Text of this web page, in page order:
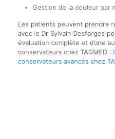
Gestion de la douleur par
Les patients peuvent prendre
avec le Dr Sylvain Desforges
évaluation complète et d’une
conservateurs chez TAGMED :
conservateurs avancés chez